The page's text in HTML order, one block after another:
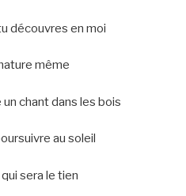
découvres en moi
même
chant dans les bois
au soleil
sera le tien